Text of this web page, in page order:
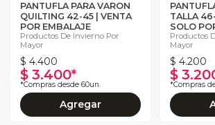
PANTUFLA PARA VARON
QUILTING 42-45 | VENTA
POR EMBALAJE
Productos De Invierno Por
Mayor
$ 4.400
$ 3.400*
*Compras desde 60un.
Agregar
TALLA
SOLO
Productos
Mayor
$ 4.200
$
*Compras